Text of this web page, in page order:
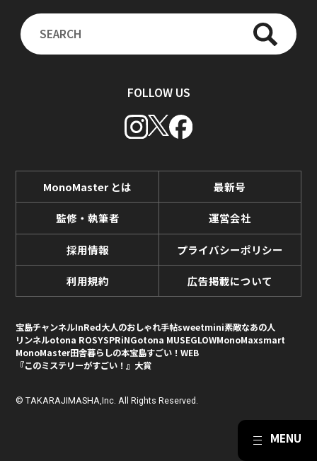
FOLLOW US
MonoMaster とは 最新号
監修・執筆者 運営会社
採用情報 プライバシーポリシー
利用規約 広告掲載について
宝島チャンネルInRed大人のおしゃれ手帖sweetmini素敵なあの人
リンネルotona ROSYSPRiNGotona MUSEGLOWMonoMaxsmart
MonoMaster田舎暮らしの本宝島すごい！WEB
『このミステリーがすごい！』大賞
© TAKARAJIMASHA,Inc. All Rights Reserved.